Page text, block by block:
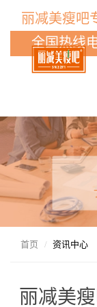
丽减美瘦吧
全国热线
首页 资讯中心
丽减美